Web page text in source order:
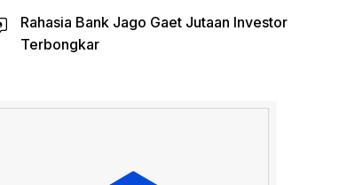
Rahasia Bank Jago Gaet Jutaan Investor
Terbongkar